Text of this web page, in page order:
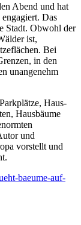
Abend und hat
Das
Stadt. Obwohl der
ist,
Bei
in den
unangenehm
Haus-
Hausbäume
und
vorstellt und
baeume-auf-